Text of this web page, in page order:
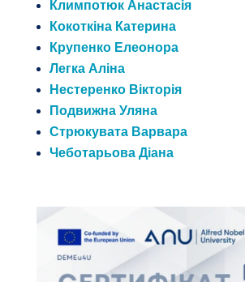
Климпотюк Анастасія
Кокоткіна Катерина
Крупенко Елеонора
Легка Аліна
Нестеренко Вікторія
Подвижна Уляна
Стрюкувата Варвара
Чеботарьова Діана